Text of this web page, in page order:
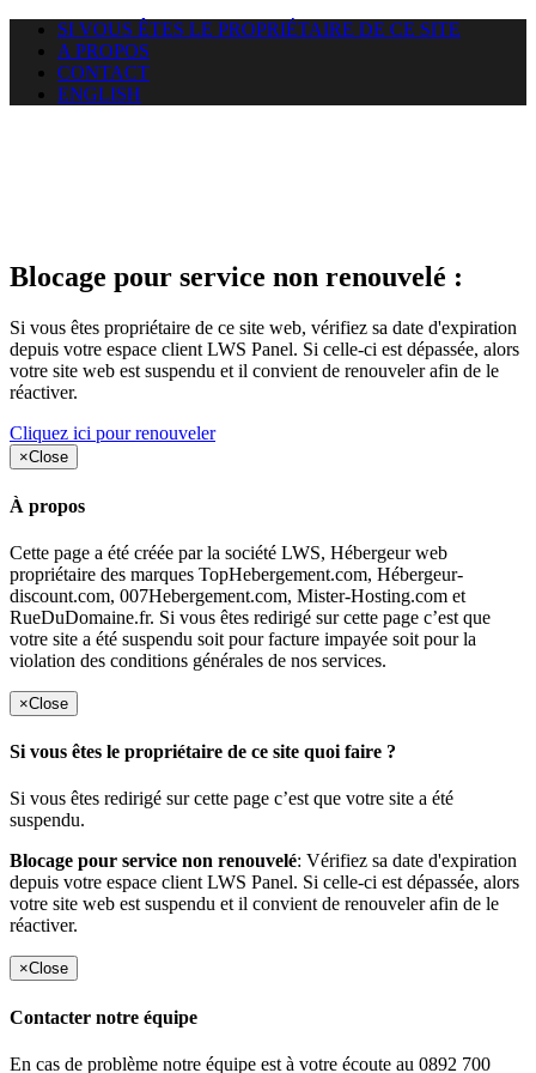
SI VOUS ÊTES LE PROPRIÉTAIRE DE CE SITE
A PROPOS
CONTACT
ENGLISH
Blocage pour service non renouvelé :
Si vous êtes propriétaire de ce site web, vérifiez sa date d'expiration
depuis votre espace client LWS Panel. Si celle-ci est dépassée, alors
votre site web est suspendu et il convient de renouveler afin de le
réactiver.
Cliquez ici pour renouveler
×Close
À propos
Cette page a été créée par la société LWS, Hébergeur web
propriétaire des marques TopHebergement.com, Hébergeur-
discount.com, 007Hebergement.com, Mister-Hosting.com et
RueDuDomaine.fr. Si vous êtes redirigé sur cette page c’est que
votre site a été suspendu soit pour facture impayée soit pour la
violation des conditions générales de nos services.
×Close
Si vous êtes le propriétaire de ce site quoi faire ?
Si vous êtes redirigé sur cette page c’est que votre site a été
suspendu.
Blocage pour service non renouvelé: Vérifiez sa date d'expiration
depuis votre espace client LWS Panel. Si celle-ci est dépassée, alors
votre site web est suspendu et il convient de renouveler afin de le
réactiver.
×Close
Contacter notre équipe
En cas de problème notre équipe est à votre écoute au 0892 700